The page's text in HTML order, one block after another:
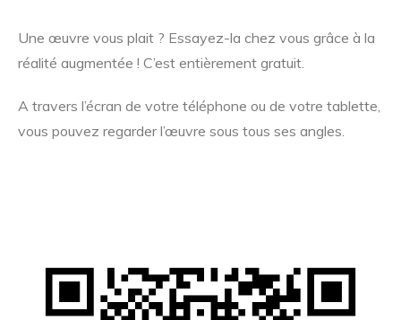
Une œuvre vous plait ? Essayez-la chez vous grâce à la
réalité augmentée ! C’est entièrement gratuit.
A travers l’écran de votre téléphone ou de votre tablette,
vous pouvez regarder l’œuvre sous tous ses angles.